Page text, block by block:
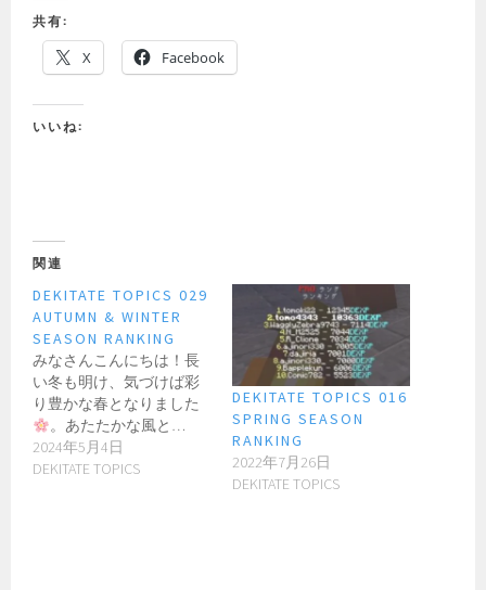
共有:
X Facebook
いいね:
関連
DEKITATE TOPICS 029
AUTUMN & WINTER
SEASON RANKING
みなさんこんにちは！長
い冬も明け、気づけば彩
り豊かな春となりました
。あたたかな風と…
2024年5月4日
DEKITATE TOPICS
DEKITATE TOPICS 016
SPRING SEASON
RANKING
2022年7月26日
DEKITATE TOPICS